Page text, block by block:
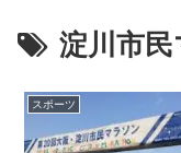
淀川市
スポーツ